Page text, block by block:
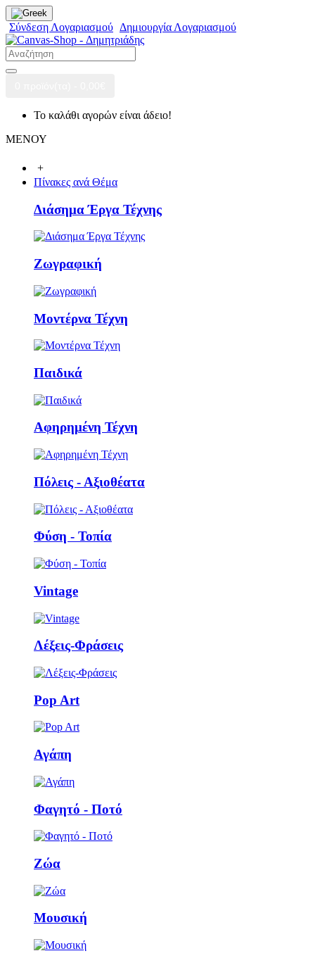
Σύνδεση Λογαριασμού Δημιουργία Λογαριασμού
Το καλάθι αγορών είναι άδειο!
ΜΕΝΟΥ
+
Πίνακες ανά Θέμα
Διάσημα Έργα Τέχνης
Ζωγραφική
Μοντέρνα Τέχνη
Παιδικά
Αφηρημένη Τέχνη
Πόλεις - Αξιοθέατα
Φύση - Τοπία
Vintage
Λέξεις-Φράσεις
Pop Art
Αγάπη
Φαγητό - Ποτό
Ζώα
Μουσική